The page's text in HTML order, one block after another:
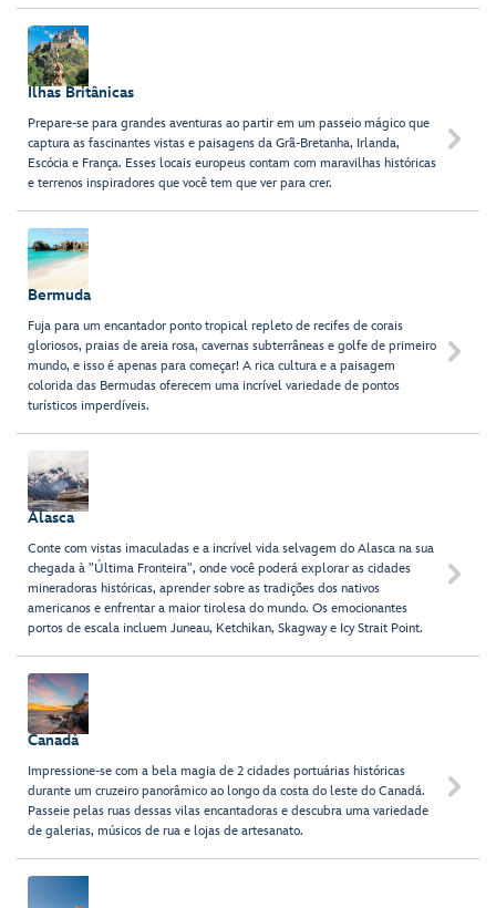
Ilhas Britânicas
Prepare-se para grandes aventuras ao partir em um passeio mágico que
captura as fascinantes vistas e paisagens da Grã-Bretanha, Irlanda,
Escócia e França. Esses locais europeus contam com maravilhas históricas
e terrenos inspiradores que você tem que ver para crer.

Bermuda
Fuja para um encantador ponto tropical repleto de recifes de corais
gloriosos, praias de areia rosa, cavernas subterrâneas e golfe de primeiro
mundo, e isso é apenas para começar! A rica cultura e a paisagem
colorida das Bermudas oferecem uma incrível variedade de pontos
turísticos imperdíveis.

Alasca
Conte com vistas imaculadas e a incrível vida selvagem do Alasca na sua
chegada à "Última Fronteira", onde você poderá explorar as cidades
mineradoras históricas, aprender sobre as tradições dos nativos
americanos e enfrentar a maior tirolesa do mundo. Os emocionantes
portos de escala incluem Juneau, Ketchikan, Skagway e Icy Strait Point.

Canadá
Impressione-se com a bela magia de 2 cidades portuárias históricas
durante um cruzeiro panorâmico ao longo da costa do leste do Canadá.
Passeie pelas ruas dessas vilas encantadoras e descubra uma variedade
de galerias, músicos de rua e lojas de artesanato.
